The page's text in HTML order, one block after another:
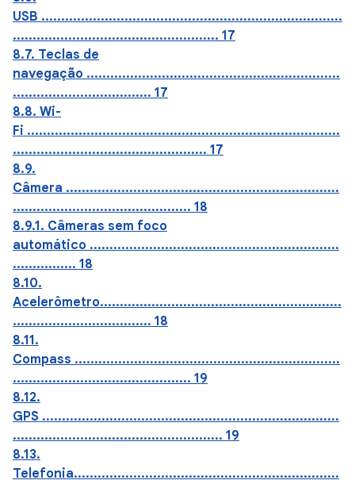
USB ............................................................................
.................................................... 17
8.7. Teclas de
navegação ................................................................
................................... 17
8.8. Wi-
Fi ...............................................................................
................................................. 17
8.9.
Câmera .....................................................................
............................................. 18
8.9.1. Câmeras sem foco
automático ...............................................................
................ 18
8.10.
Acelerômetro.............................................................
................................... 18
8.11.
Compass ...................................................................
............................................. 19
8.12.
GPS ...........................................................................
..................................................... 19
8.13.
Telefonia...................................................................